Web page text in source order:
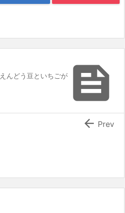

えんどう豆といちごが
 Prev